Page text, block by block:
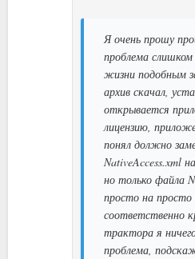
Я очень прошу
проблема
жизни подобным
архив скачал,
открывается
лицензию,
понял должно
NativeAccess.xml
но только файла
просто на просто
соответственно
трактора я
проблема,